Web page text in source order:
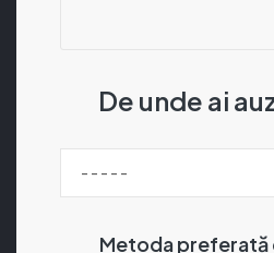
De unde ai
Metoda